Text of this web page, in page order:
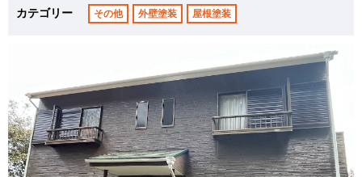
カテゴリー その他 外壁塗装 屋根塗装